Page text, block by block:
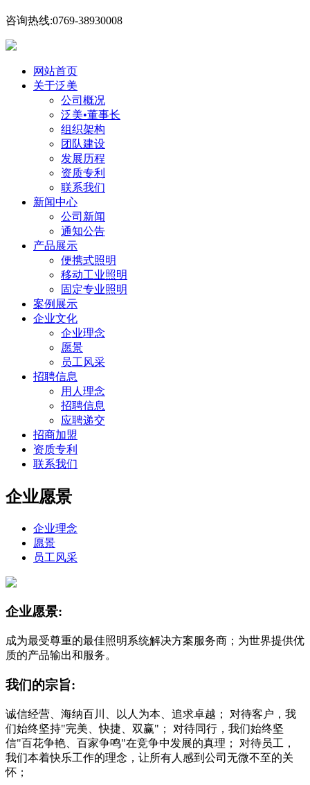
咨询热线:0769-38930008
网站首页
关于泛美
公司概况
泛美•董事长
组织架构
团队建设
发展历程
资质专利
联系我们
新闻中心
公司新闻
通知公告
产品展示
便携式照明
移动工业照明
固定专业照明
案例展示
企业文化
企业理念
愿景
员工风采
招聘信息
用人理念
招聘信息
应聘递交
招商加盟
资质专利
联系我们
企业愿景
企业理念
愿景
员工风采
企业愿景:
成为最受尊重的最佳照明系统解决方案服务商；为世界提供优
质的产品输出和服务。
我们的宗旨:
诚信经营、海纳百川、以人为本、追求卓越； 对待客户，我
们始终坚持"完美、快捷、双赢"； 对待同行，我们始终坚
信"百花争艳、百家争鸣"在竞争中发展的真理； 对待员工，
我们本着快乐工作的理念，让所有人感到公司无微不至的关
怀；